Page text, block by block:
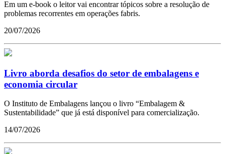
Em um e-book o leitor vai encontrar tópicos sobre a resolução de
problemas recorrentes em operações fabris.
20/07/2026
Livro aborda desafios do setor de embalagens e
economia circular
O Instituto de Embalagens lançou o livro “Embalagem &
Sustentabilidade” que já está disponível para comercialização.
14/07/2026